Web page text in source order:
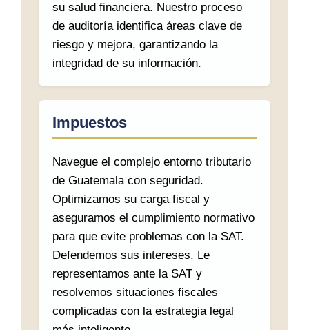
su salud financiera. Nuestro proceso
de auditoría identifica áreas clave de
riesgo y mejora, garantizando la
integridad de su información.
Impuestos
Navegue el complejo entorno tributario
de Guatemala con seguridad.
Optimizamos su carga fiscal y
aseguramos el cumplimiento normativo
para que evite problemas con la SAT.
Defendemos sus intereses. Le
representamos ante la SAT y
resolvemos situaciones fiscales
complicadas con la estrategia legal